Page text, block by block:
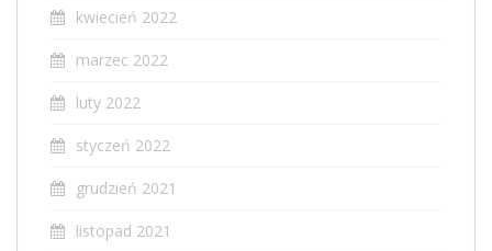
kwiecień 2022
marzec 2022
luty 2022
styczeń 2022
grudzień 2021
listopad 2021